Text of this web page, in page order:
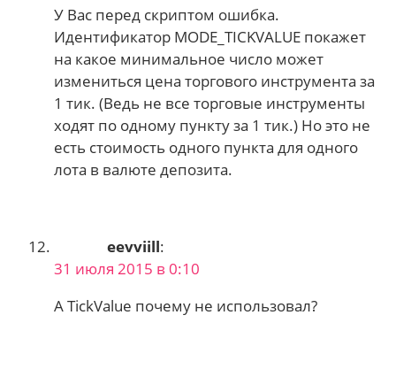
У Вас перед скриптом ошибка.
Идентификатор MODE_TICKVALUE покажет
на какое минимальное число может
измениться цена торгового инструмента за
1 тик. (Ведь не все торговые инструменты
ходят по одному пункту за 1 тик.) Но это не
есть стоимость одного пункта для одного
лота в валюте депозита.
eevviill:
31 июля 2015 в 0:10
А TickValue почему не использовал?